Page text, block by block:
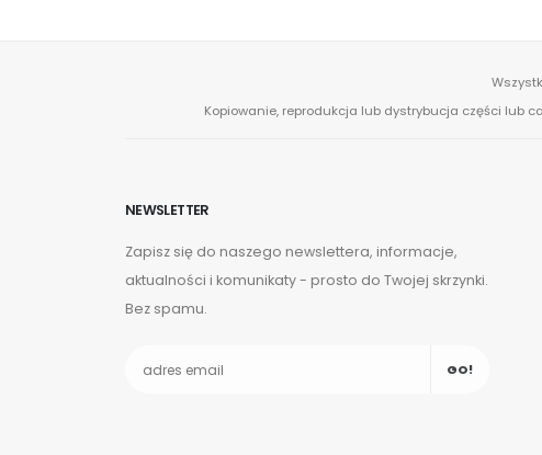
Kopiowanie, reprodukcja lub dystrybucja części lub
NEWSLETTER
Zapisz się do naszego newslettera, informacje,
aktualności i komunikaty - prosto do Twojej skrzynki.
Bez spamu.
GO!